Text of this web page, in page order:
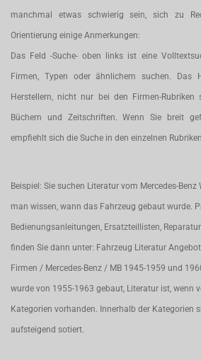
manchmal etwas schwierig sein, sich zu
Orientierung einige Anmerkungen:
Das Feld -Suche- oben links ist eine
Firmen, Typen oder ähnlichem suchen. Das
Herstellern, nicht nur bei den Firmen-
Büchern und Zeitschriften. Wenn Sie breit
empfiehlt sich die Suche in den einzelnen
Beispiel: Sie suchen Literatur vom Mercedes-
man wissen, wann das Fahrzeug gebaut wurde.
Bedienungsanleitungen, Ersatzteillisten,
finden Sie dann unter: Fahrzeug Literatur
Firmen / Mercedes-Benz / MB 1945-1959 und
wurde von 1955-1963 gebaut, Literatur ist, wenn
Kategorien vorhanden. Innerhalb der Kategorien
aufsteigend sotiert.